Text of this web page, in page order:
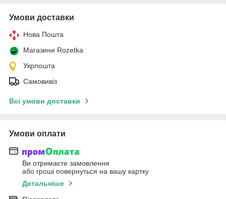
Умови доставки
Нова Пошта
Магазини Rozetka
Укрпошта
Самовивіз
Всі умови доставки
Умови оплати
Ви отримаєте замовлення
або гроші повернуться на вашу картку
Детальніше